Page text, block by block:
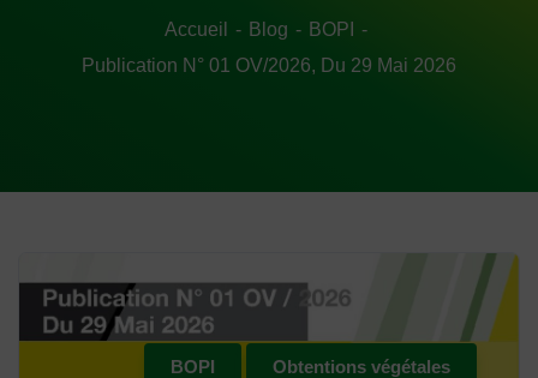
Accueil Blog
BOPI
Publication N° 01 OV/2026, Du 29 Mai 2026
BOPI Obtentions végétales